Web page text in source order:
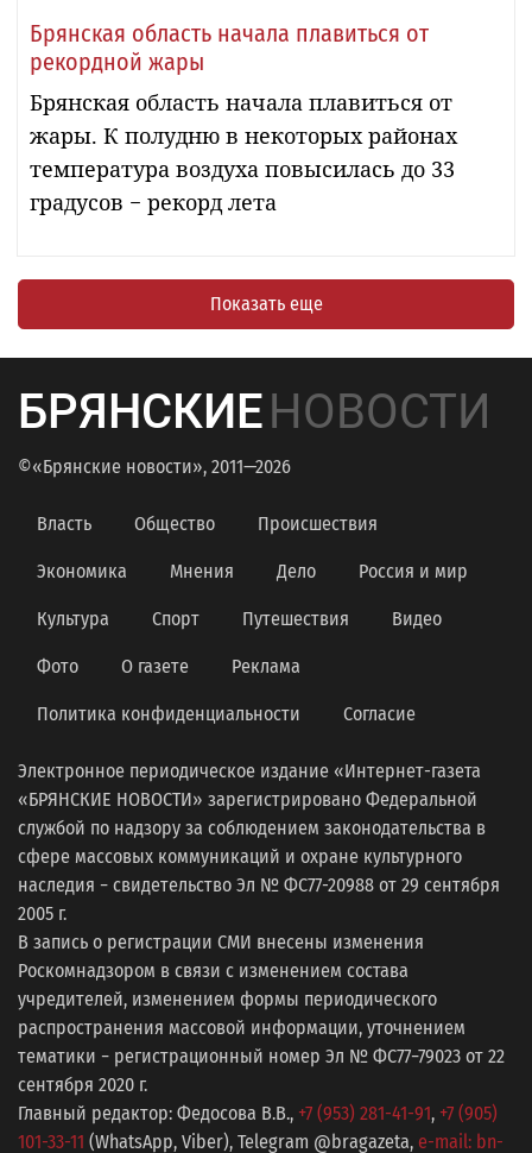
Брянская область начала плавиться от
рекордной жары
Брянская область начала плавиться от
жары. К полудню в некоторых районах
температура воздуха повысилась до 33
градусов − рекорд лета
Показать еще
БРЯНСКИЕНОВОСТИ
©«Брянские новости», 2011—2026
Власть Общество Происшествия
Экономика Мнения Дело Россия и мир
Культура Спорт Путешествия Видео
Фото О газете Реклама
Политика конфиденциальности Согласие
Электронное периодическое издание «Интернет-газета
«БРЯНСКИЕ НОВОСТИ» зарегистрировано Федеральной
службой по надзору за соблюдением законодательства в
сфере массовых коммуникаций и охране культурного
наследия − свидетельство Эл № ФС77-20988 от 29 сентября
2005 г.
В запись о регистрации СМИ внесены изменения
Роскомнадзором в связи с изменением состава
учредителей, изменением формы периодического
распространения массовой информации, уточнением
тематики − регистрационный номер Эл № ФС77−79023 от 22
сентября 2020 г.
Главный редактор: Федосова В.В., +7 (953) 281-41-91, +7 (905)
101-33-11 (WhatsApp, Viber), Telegram @bragazeta, e-mail: bn-